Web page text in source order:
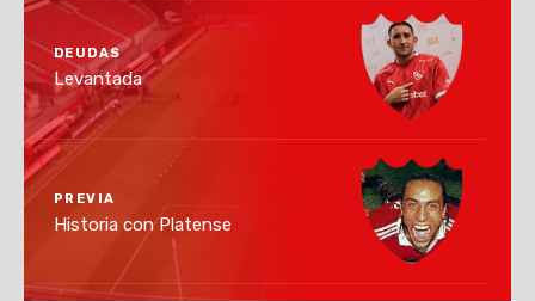
DEUDAS
Levantada
PREVIA
Historia con Platense